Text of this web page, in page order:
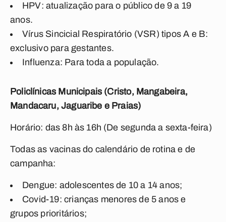
HPV: atualização para o público de 9 a 19
anos.
Vírus Sincicial Respiratório (VSR) tipos A e B:
exclusivo para gestantes.
Influenza: Para toda a população.
Policlínicas Municipais (Cristo, Mangabeira,
Mandacaru, Jaguaribe e Praias)
Horário: das 8h às 16h (De segunda a sexta-feira)
Todas as vacinas do calendário de rotina e de
campanha:
Dengue: adolescentes de 10 a 14 anos;
Covid-19: crianças menores de 5 anos e
grupos prioritários;